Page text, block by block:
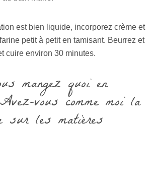
est bien liquide, incorporez crème et
petit à petit en tamisant. Beurrez et
cuire environ 30 minutes.
mangez quoi en
vous comme moi la
sur les matières